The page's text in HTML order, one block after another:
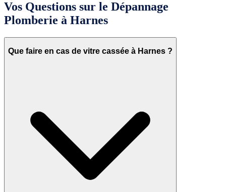
Vos Questions sur le Dépannage
Plomberie à Harnes
Que faire en cas de vitre cassée à Harnes ?